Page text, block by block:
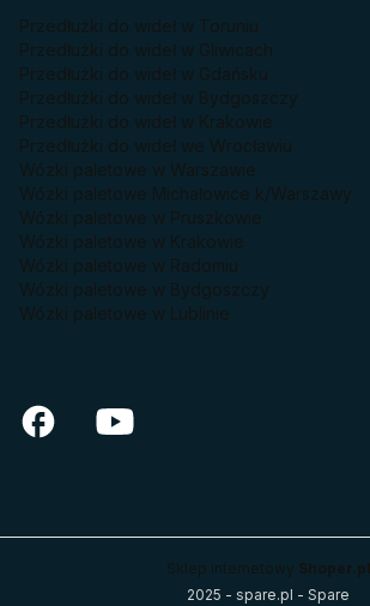
Przedłużki do wideł w Toruniu
Przedłużki do wideł w Gliwicach
Przedłużki do wideł w Gdańsku
Przedłużki do wideł w Bydgoszczy
Przedłużki do wideł w Krakowie
Przedłużki do wideł we Wrocławiu
Wózki paletowe w Warszawie
Wózki paletowe Michałowice k/Warszawy
Wózki paletowe w Pruszkowie
Wózki paletowe w Krakowie
Wózki paletowe w Radomiu
Wózki paletowe w Bydgoszczy
Wózki paletowe w Lublinie
Sklep internetowy Shoper.pl
2025 - spare.pl - Spare